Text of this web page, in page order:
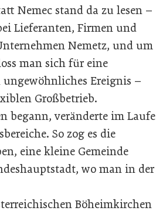
Nemec stand da zu lesen –
Lieferanten, Firmen und
Nemetz, und um
man sich für eine
Ereignis –
Großbetrieb.
begann, veränderte im Laufe
So zog es die
eine kleine Gemeinde
wo man in der
Böheimkirchen